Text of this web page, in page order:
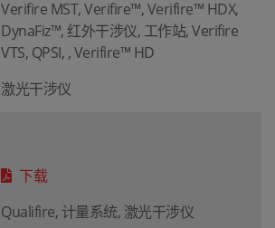
Verifire MST, Verifire™, Verifire™ HDX,
DynaFiz™, 红外干涉仪, 工作站, Verifire
VTS, QPSI, , Verifire™ HD
激光干涉仪
下载
Qualifire, 计量系统, 激光干涉仪